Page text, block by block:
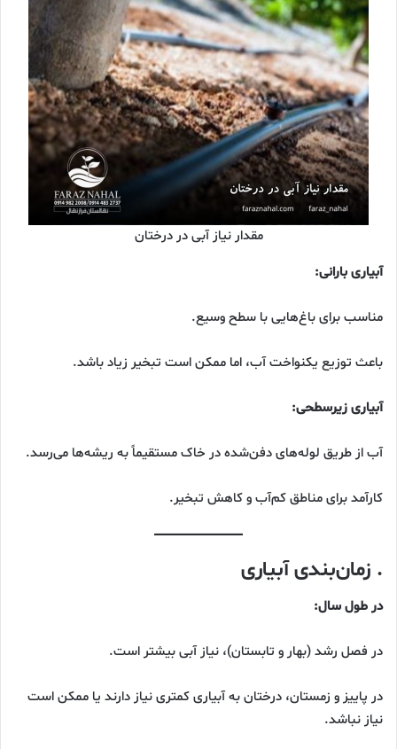
مقدار نیاز آبی در درختان
آبیاری بارانی:
مناسب برای باغ‌هایی با سطح وسیع.
باعث توزیع یکنواخت آب، اما ممکن است تبخیر زیاد باشد.
آبیاری زیرسطحی:
آب از طریق لوله‌های دفن‌شده در خاک مستقیماً به ریشه‌ها می‌رسد.
کارآمد برای مناطق کم‌آب و کاهش تبخیر.
. زمان‌بندی آبیاری
در طول سال:
در فصل رشد (بهار و تابستان)، نیاز آبی بیشتر است.
در پاییز و زمستان، درختان به آبیاری کمتری نیاز دارند یا ممکن است
نیاز نباشد.